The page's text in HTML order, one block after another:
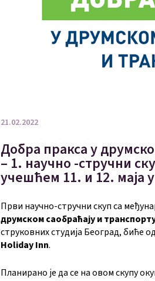
21.02.2022
Добра пракса у
– 1. научно -стручни
учешћем 11. и 12. маја
Први научно-стручни скуп са
друмском саобраћају и
струковних студија Београд, биће
Holiday Inn.
Планирано је да се на овом скупу